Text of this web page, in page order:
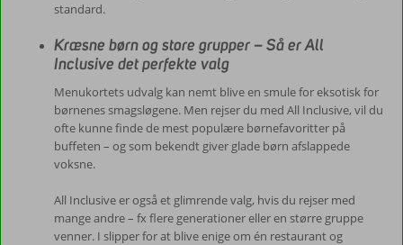
standard.
Kræsne børn og store grupper – Så er All
Inclusive det perfekte valg
Menukortets udvalg kan nemt blive en smule for eksotisk for
børnenes smagsløgene. Men rejser du med All Inclusive, vil du
ofte kunne finde de mest populære børnefavoritter på
buffeten – og som bekendt giver glade børn afslappede
voksne.
All Inclusive er også et glimrende valg, hvis du rejser med
mange andre – fx flere generationer eller en større gruppe
venner. I slipper for at blive enige om én restaurant og